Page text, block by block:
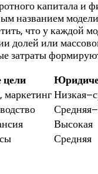
капитала
названием
что у
долей или
маркетинг
Высокая
Средняя